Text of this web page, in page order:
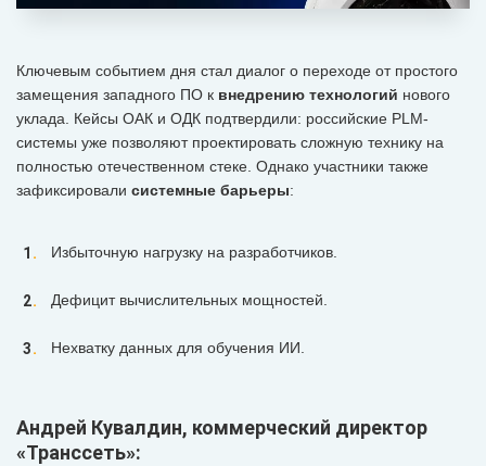
Ключевым событием дня стал диалог о переходе от простого
замещения западного ПО к внедрению технологий нового
уклада. Кейсы ОАК и ОДК подтвердили: российские PLM-
системы уже позволяют проектировать сложную технику на
полностью отечественном стеке. Однако участники также
зафиксировали системные барьеры:
Избыточную нагрузку на разработчиков.
Дефицит вычислительных мощностей.
Нехватку данных для обучения ИИ.
Андрей Кувалдин, коммерческий директор
«Транссеть»: